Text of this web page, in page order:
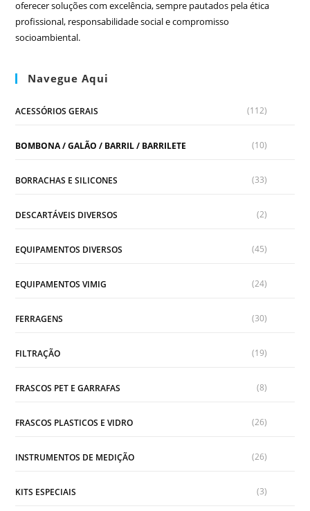
oferecer soluções com excelência, sempre pautados pela ética
profissional, responsabilidade social e compromisso
socioambiental.
Navegue Aqui
ACESSÓRIOS GERAIS (112)
BOMBONA / GALÃO / BARRIL / BARRILETE (10)
BORRACHAS E SILICONES (33)
DESCARTÁVEIS DIVERSOS (2)
EQUIPAMENTOS DIVERSOS (45)
EQUIPAMENTOS VIMIG (24)
FERRAGENS (30)
FILTRAÇÃO (19)
FRASCOS PET E GARRAFAS (8)
FRASCOS PLASTICOS E VIDRO (26)
INSTRUMENTOS DE MEDIÇÃO (26)
KITS ESPECIAIS (3)